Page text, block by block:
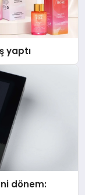
yaptı
dönem: